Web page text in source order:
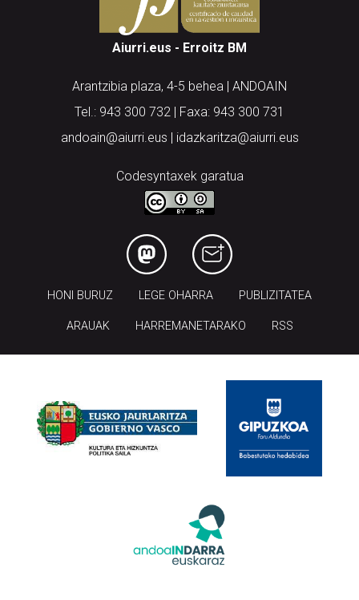
Aiurri.eus - Erroitz BM
Arantzibia plaza, 4-5 behea | ANDOAIN
Tel.: 943 300 732 | Faxa: 943 300 731
andoain@aiurri.eus | idazkaritza@aiurri.eus
Codesyntaxek garatua
HONI BURUZ LEGE OHARRA PUBLIZITATEA
ARAUAK HARREMANETARAKO RSS